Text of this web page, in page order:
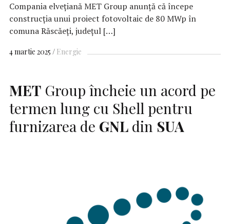
Compania elveţiană MET Group anunţă că începe
construcţia unui proiect fotovoltaic de 80 MWp în
comuna Răscăeţi, judeţul […]
4 martie 2025 Energie
MET Group încheie un acord pe
termen lung cu Shell pentru
furnizarea de GNL din SUA